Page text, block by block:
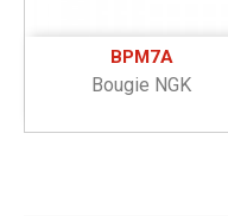
BPM7A
Bougie NGK